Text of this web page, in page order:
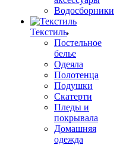
Водосборники
Текстиль
Постельное
белье
Одеяла
Полотенца
Подушки
Скатерти
Пледы и
покрывала
Домашняя
одежда